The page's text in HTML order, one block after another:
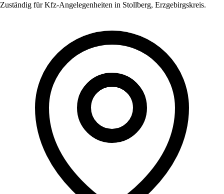
Zuständig für Kfz-Angelegenheiten in Stollberg, Erzgebirgskreis.